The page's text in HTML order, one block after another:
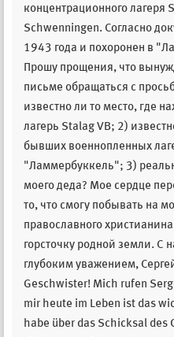
концентрационного лагеря
Schwenningen. Согласно
1943 года и похоронен в
Прошу прощения, что
письме обращаться с
известно ли то место, где
лагерь Stalag VB; 2)
бывших военнопленных
"Ламмербуккель"; 3)
моего деда? Мое сердце
то, что смогу побывать на
православного
горсточку родной земли. С
глубоким уважением,
Geschwister! Mich rufen
mir heute im Leben ist das
habe über das Schicksal des